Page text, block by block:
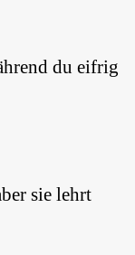
du eifrig
sie lehrt